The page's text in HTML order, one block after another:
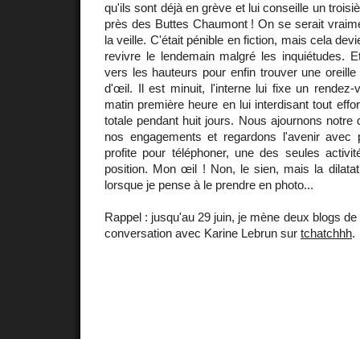
qu'ils sont déjà en grève et lui conseille un
près des Buttes Chaumont ! On se serait
la veille. C'était pénible en fiction, mais cela
revivre le lendemain malgré les inquiétudes.
vers les hauteurs pour enfin trouver une
d'œil. Il est minuit, l'interne lui fixe un rendez-
matin première heure en lui interdisant tout
totale pendant huit jours. Nous ajournons notre
nos engagements et regardons l'avenir avec
profite pour téléphoner, une des seules
position. Mon œil ! Non, le sien, mais la
lorsque je pense à le prendre en photo...
Rappel : jusqu'au 29 juin, je mène deux blogs
conversation avec Karine Lebrun sur tchatchhh.